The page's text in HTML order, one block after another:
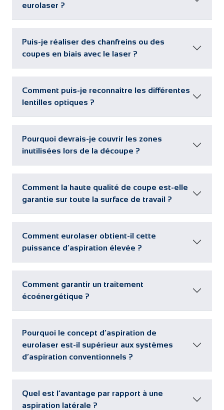
eurolaser ?
Puis-je réaliser des chanfreins ou des
coupes en biais avec le laser ?
Comment puis-je reconnaître les différentes
lentilles optiques ?
Pourquoi devrais-je couvrir les zones
inutilisées lors de la découpe ?
Comment la haute qualité de coupe est-elle
garantie sur toute la surface de travail ?
Comment eurolaser obtient-il cette
puissance d’aspiration élevée ?
Comment garantir un traitement
écoénergétique ?
Pourquoi le concept d’aspiration de
eurolaser est-il supérieur aux systèmes
d’aspiration conventionnels ?
Quel est l’avantage par rapport à une
aspiration latérale ?